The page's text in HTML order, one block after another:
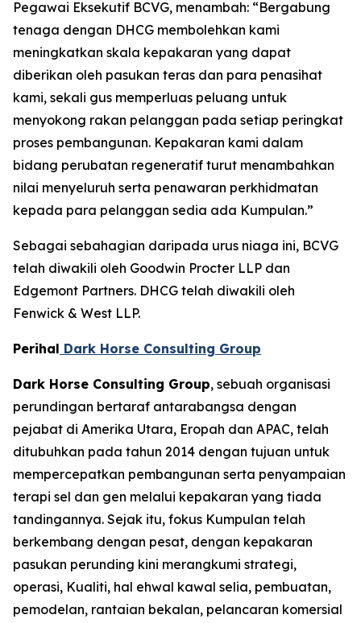
Pegawai Eksekutif BCVG, menambah: “Bergabung
tenaga dengan DHCG membolehkan kami
meningkatkan skala kepakaran yang dapat
diberikan oleh pasukan teras dan para penasihat
kami, sekali gus memperluas peluang untuk
menyokong rakan pelanggan pada setiap peringkat
proses pembangunan. Kepakaran kami dalam
bidang perubatan regeneratif turut menambahkan
nilai menyeluruh serta penawaran perkhidmatan
kepada para pelanggan sedia ada Kumpulan.”
Sebagai sebahagian daripada urus niaga ini, BCVG
telah diwakili oleh Goodwin Procter LLP dan
Edgemont Partners. DHCG telah diwakili oleh
Fenwick & West LLP.
Perihal Dark Horse Consulting Group
Dark Horse Consulting Group, sebuah organisasi
perundingan bertaraf antarabangsa dengan
pejabat di Amerika Utara, Eropah dan APAC, telah
ditubuhkan pada tahun 2014 dengan tujuan untuk
mempercepatkan pembangunan serta penyampaian
terapi sel dan gen melalui kepakaran yang tiada
tandingannya. Sejak itu, fokus Kumpulan telah
berkembang dengan pesat, dengan kepakaran
pasukan perunding kini merangkumi strategi,
operasi, Kualiti, hal ehwal kawal selia, pembuatan,
pemodelan, rantaian bekalan, pelancaran komersial